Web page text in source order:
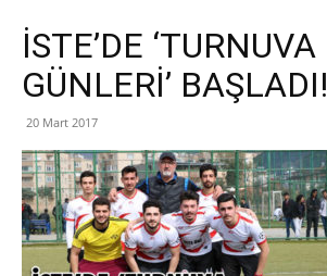
İSTE’DE ‘TURNUVA
GÜNLERİ’ BAŞLADI!
20 Mart 2017